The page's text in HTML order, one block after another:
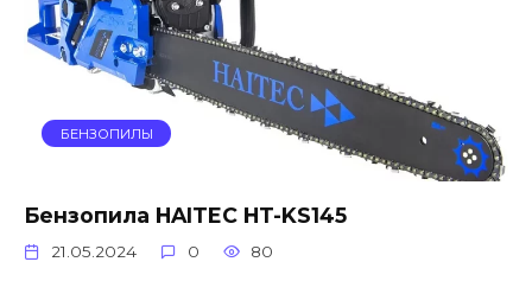
БЕНЗОПИЛЫ
Бензопила HAITEC HT-KS145
21.05.2024 0 80